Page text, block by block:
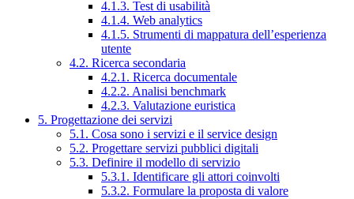
4.1.3. Test di usabilità
4.1.4. Web analytics
4.1.5. Strumenti di mappatura dell’esperienza
utente
4.2. Ricerca secondaria
4.2.1. Ricerca documentale
4.2.2. Analisi benchmark
4.2.3. Valutazione euristica
5. Progettazione dei servizi
5.1. Cosa sono i servizi e il service design
5.2. Progettare servizi pubblici digitali
5.3. Definire il modello di servizio
5.3.1. Identificare gli attori coinvolti
5.3.2. Formulare la proposta di valore